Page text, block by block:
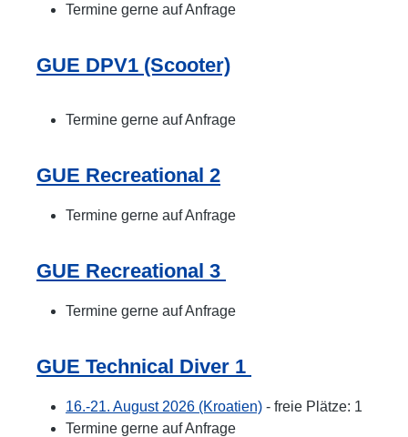
Termine gerne auf Anfrage
GUE DPV1 (Scooter)
Termine gerne auf Anfrage
GUE Recreational 2
Termine gerne auf Anfrage
GUE Recreational 3
Termine gerne auf Anfrage
GUE Technical Diver 1
16.-21. August 2026 (Kroatien) - freie Plätze: 1
Termine gerne auf Anfrage